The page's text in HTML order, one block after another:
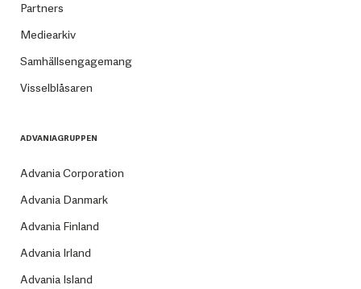
Partners
Mediearkiv
Samhällsengagemang
Visselblåsaren
ADVANIAGRUPPEN
Advania Corporation
Advania Danmark
Advania Finland
Advania Irland
Advania Island